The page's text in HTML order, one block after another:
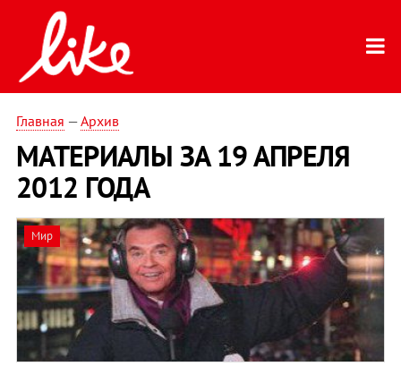
Главная —Архив
МАТЕРИАЛЫ ЗА 19 АПРЕЛЯ
2012 ГОДА
Мир